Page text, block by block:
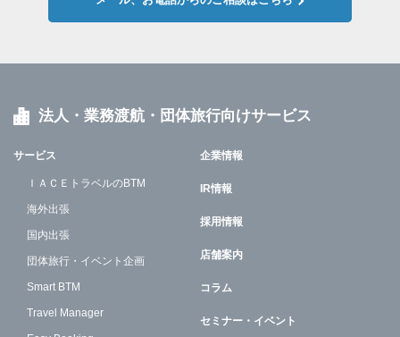
法人・業務渡航・団体旅行向けサービス
サービス
ＩＡＣＥトラベルのBTM
海外出張
国内出張
団体旅行・イベント企画
Smart BTM
Travel Manager
企業情報
IR情報
採用情報
店舗案内
コラム
セミナー・イベント